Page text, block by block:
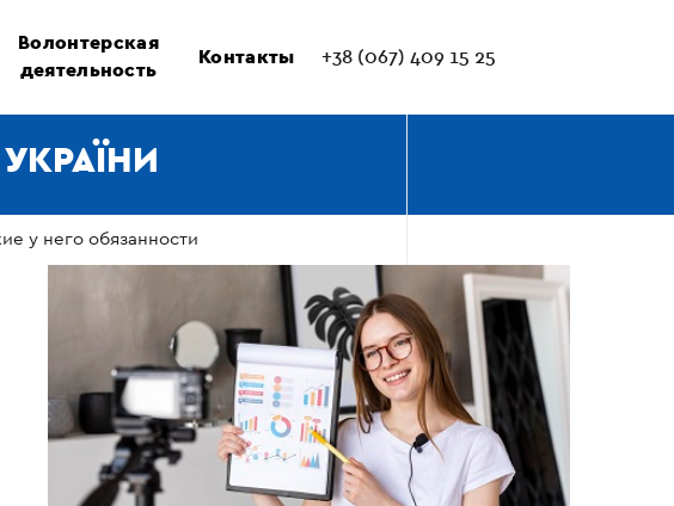
Волонтерская
деятельность
Контакты +38 (067) 409 15 25
у него обязанности